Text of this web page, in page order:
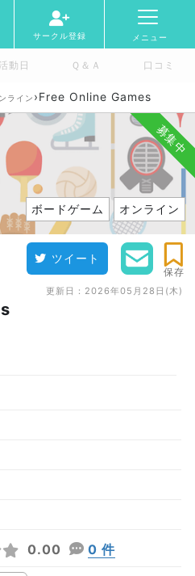
サークル登録 メニュー
動日 Ｑ＆Ａ 口コミ
ライン ›Free Online Games
募集中
ボードゲーム オンライン
ツイート
保存
更新日： 2026年05月28日(木)
0.00 0 件